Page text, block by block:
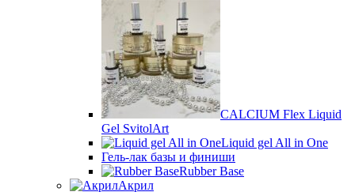
CALCIUM Flex Liquid
Gel SvitolArt
Liquid gel All in One
Гель-лак базы и финиши
Rubber Base
Акрил